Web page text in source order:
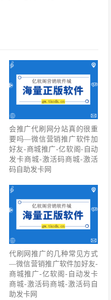
会推广代刷网分站真的很重
要吗—微信营销推广软件加
好友-商城推广-亿软阁-自动
发卡商城-激活码商城-激活
码自助发卡网
代刷网推广的几种常见方式
—微信营销推广软件加好友-
商城推广-亿软阁-自动发卡
商城-激活码商城-激活码自
助发卡网